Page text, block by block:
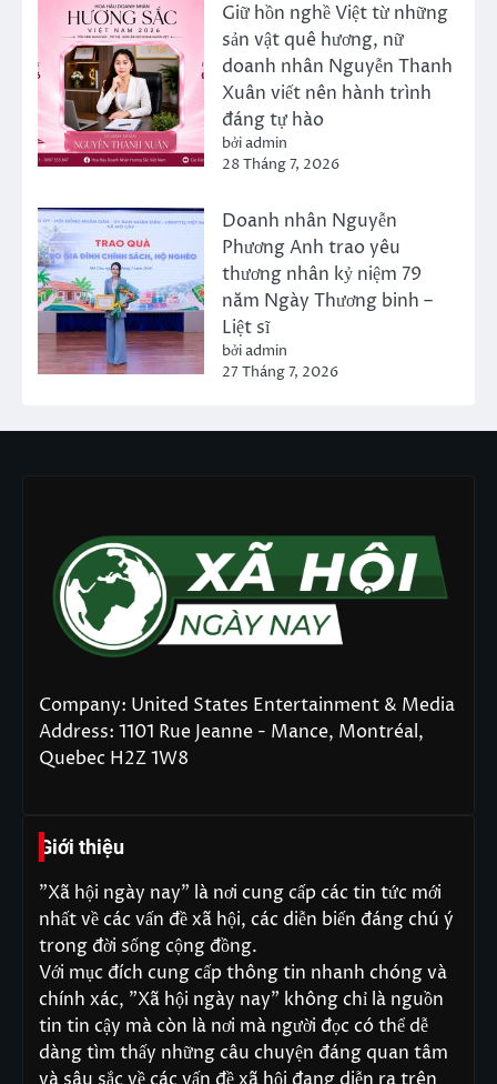
Giữ hồn nghề Việt từ những
sản vật quê hương, nữ
doanh nhân Nguyễn Thanh
Xuân viết nên hành trình
đáng tự hào
bởi admin
28 Tháng 7, 2026
Doanh nhân Nguyễn
Phương Anh trao yêu
thương nhân kỷ niệm 79
năm Ngày Thương binh –
Liệt sĩ
bởi admin
27 Tháng 7, 2026
Company: United States Entertainment & Media
Address: 1101 Rue Jeanne - Mance, Montréal,
Quebec H2Z 1W8
Giới thiệu
"Xã hội ngày nay" là nơi cung cấp các tin tức mới
nhất về các vấn đề xã hội, các diễn biến đáng chú ý
trong đời sống cộng đồng.
Với mục đích cung cấp thông tin nhanh chóng và
chính xác, "Xã hội ngày nay" không chỉ là nguồn
tin tin cậy mà còn là nơi mà người đọc có thể dễ
dàng tìm thấy những câu chuyện đáng quan tâm